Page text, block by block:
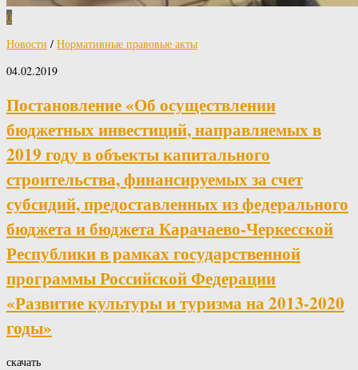
0
Новости / Нормативные правовые акты
04.02.2019
Постановление «Об осуществлении
бюджетных инвестиций, направляемых в
2019 году в объекты капитального
строительства, финансируемых за счет
субсидий, предоставленных из федерального
бюджета и бюджета Карачаево-Черкесской
Республики в рамках государственной
программы Российской Федерации
«Развитие культуры и туризма на 2013-2020
годы»
скачать